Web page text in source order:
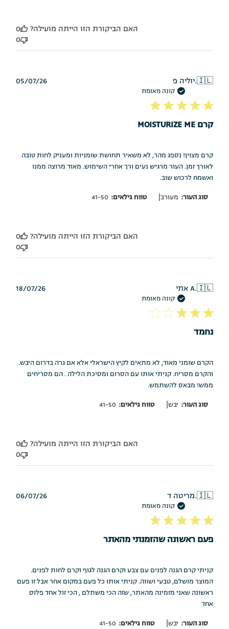
האם הביקורת הזו הייתה מועילה?
0
0
🇮🇱יוליה פ.
קונה מאומת
קרם MOISTURIZE ME
קרם מצוין! נספג מהר, לא משאיר תחושת שומניות ומעניק לחות טובה
לאורך זמן. העור מרגיש נעים ורך אחרי השימוש. מאוד מרוצה ממנו
ואשמח לרכוש שוב.
סוג העור: מעורב| טווח גילאים: 41-50
תאריך
05/07/26
האם הביקורת הזו הייתה מועילה?
0
0
🇮🇱אתי A.
קונה מאומת
נחמד
הקרם שומני מאוד, לא מתאים לקיץ הישראלי אלא אם גרה בדרום היבש.
והקרם מסריח. קניתי אותו עם הסרום ומסיכת הלילה . הם מסריחים
ממש! מבאס להשתמש.
סוג העור: יבש| טווח גילאים: 41-50
תאריך
18/07/26
האם הביקורת הזו הייתה מועילה?
0
0
🇮🇱מריטה ד.
קונה מאומת
פעם ראשונה שהזמנתי מהאתר
קניתי קרם הגנה לפנים עם צבע וקרם הגנה לגוף וקרם לחות לפנים.
המוצר מושלם, טבעי ושווה. קניתי אותו כל פעם במקום אחר אבל זו פעם
ראשונה שאני מזמינה מהאתר, שזה הכי משתלם , הכי זול אחד פלוס
אחד
סוג העור: יבש| טווח גילאים: 41-50
תאריך
06/07/26